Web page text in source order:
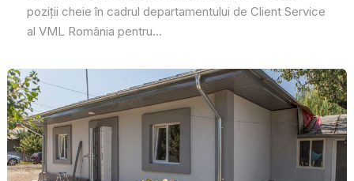
poziții cheie în cadrul departamentului de Client Service
al VML România pentru...